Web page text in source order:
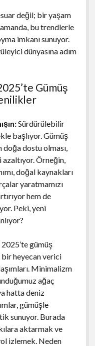
değil; bir yaşam
bu trendlerle
imkanı sunuyor.
dünyasına adım
Gümüş
Sürdürülebilir
başlıyor. Gümüş
dostu olması,
Örneğin,
doğal kaynakları
yaratmamızı
hem de
Peki, yeni
2025’te gümüş
bir heyecan verici
Minimalizm
ağaç
hatta deniz
gümüşle
sunuyor. Burada
aktarmak ve
izlemek. Neden